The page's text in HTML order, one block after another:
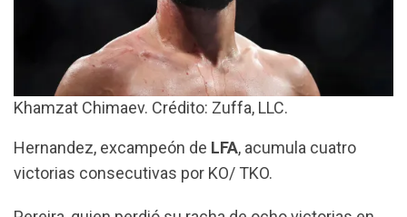
Khamzat Chimaev. Crédito: Zuffa, LLC.
Hernandez, excampeón de LFA, acumula cuatro
victorias consecutivas por KO/ TKO.